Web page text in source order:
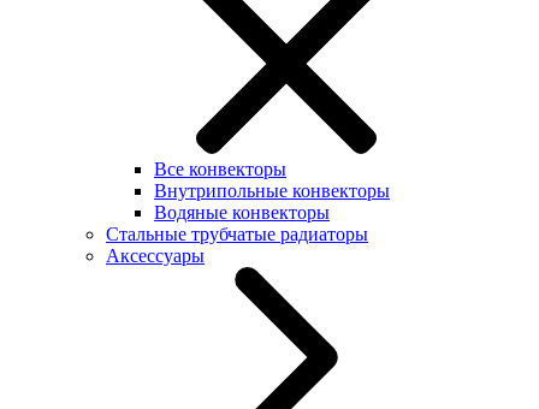
Все конвекторы
Внутрипольные конвекторы
Водяные конвекторы
Стальные трубчатые радиаторы
Аксессуары